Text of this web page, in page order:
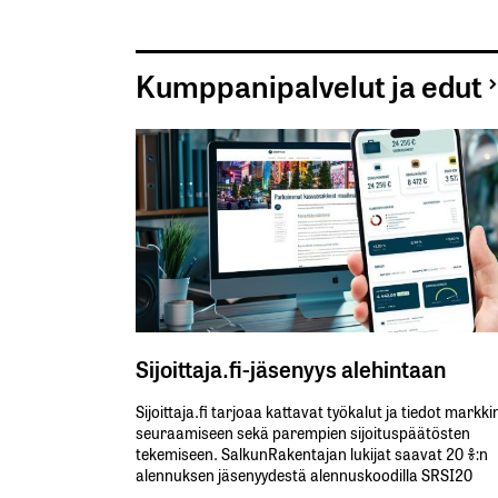
Kumppanipalvelut ja edut
Sijoittaja.fi-jäsenyys alehintaan
Sijoittaja.fi tarjoaa kattavat työkalut ja tiedot
seuraamiseen sekä parempien sijoituspäätösten
tekemiseen. SalkunRakentajan lukijat saavat 20 %:n
alennuksen jäsenyydestä alennuskoodilla SRSI20